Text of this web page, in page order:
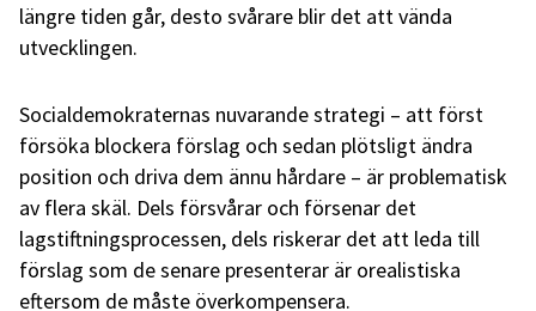
längre tiden går, desto svårare blir det att vända
utvecklingen.
Socialdemokraternas nuvarande strategi – att först
försöka blockera förslag och sedan plötsligt ändra
position och driva dem ännu hårdare – är problematisk
av flera skäl. Dels försvårar och försenar det
lagstiftningsprocessen, dels riskerar det att leda till
förslag som de senare presenterar är orealistiska
eftersom de måste överkompensera.